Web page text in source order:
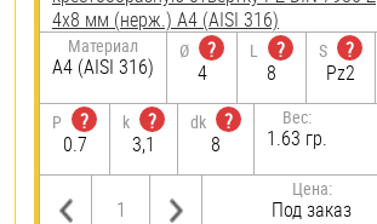
4х8 мм (нерж.) A4 (AISI 316)
Материал
A4 (AISI 316)
Ø
?
4
L
?
8
S
?
Pz2
P
?
0.7
k
?
3,1
dk
?
8
Вес:
1.63 гр.
Цена:
Под заказ